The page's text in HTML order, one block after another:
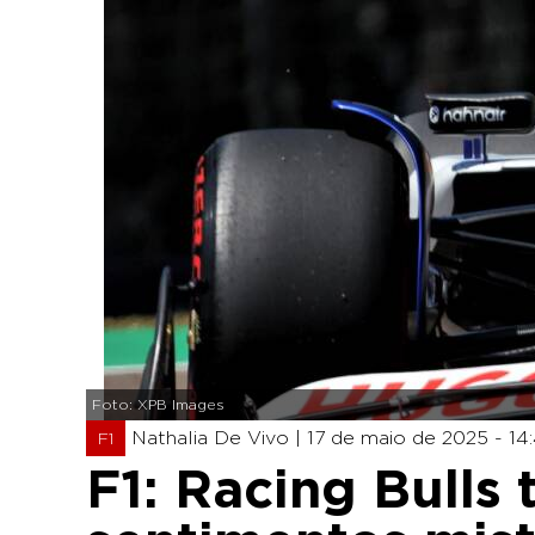
Foto: XPB Images
F1 Nathalia De Vivo | 17 de maio de 2025 -
F1: Racing Bulls